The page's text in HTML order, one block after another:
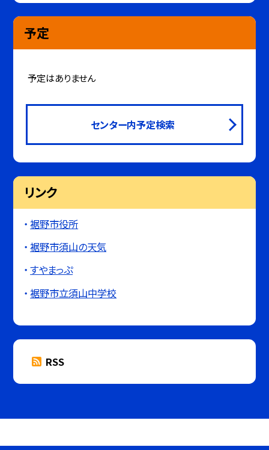
予定
予定はありません
センター内予定検索
リンク
裾野市役所
裾野市須山の天気
すやまっぷ
裾野市立須山中学校
RSS